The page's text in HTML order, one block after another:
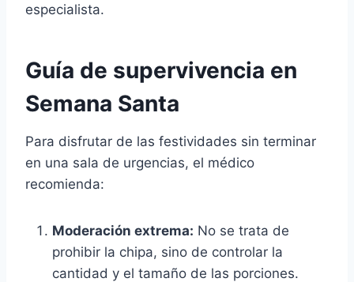
especialista.
Guía de supervivencia en
Semana Santa
Para disfrutar de las festividades sin terminar
en una sala de urgencias, el médico
recomienda:
Moderación extrema: No se trata de
prohibir la chipa, sino de controlar la
cantidad y el tamaño de las porciones.